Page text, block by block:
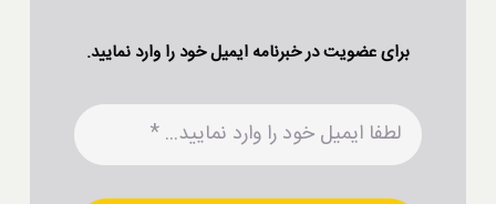
برای عضویت در خبرنامه ایمیل خود را وارد نمایید.